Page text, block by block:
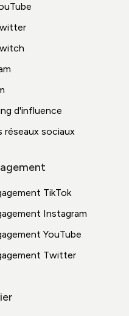
d'influence
réseaux sociaux
TikTok
Instagram
YouTube
Twitter